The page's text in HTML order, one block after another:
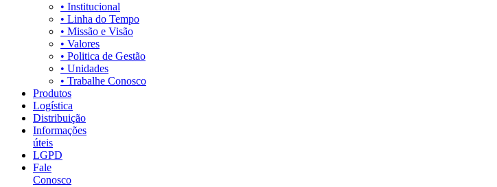
• Institucional
• Linha do Tempo
• Missão e Visão
• Valores
• Politica de Gestão
• Unidades
• Trabalhe Conosco
Produtos
Logística
Distribuição
Informações
úteis
LGPD
Fale
Conosco